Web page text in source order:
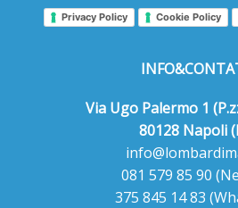
Privacy Policy Cookie Policy
Via Ugo Palermo 1
80128 Napoli
081 579 85 90
375 845 14 83